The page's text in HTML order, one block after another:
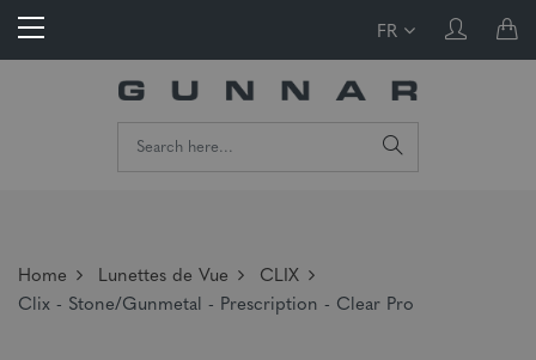
FR
Home Lunettes de Vue
CLIX
Clix - Stone/Gunmetal - Prescription - Clear Pro